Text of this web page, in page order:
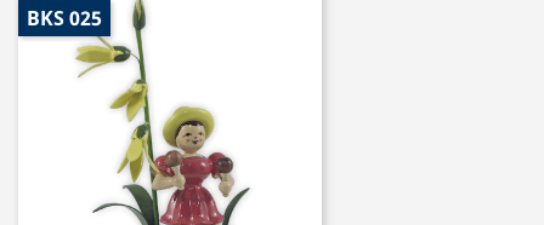
BKS 025